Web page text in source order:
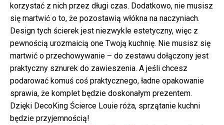
korzystać z nich przez długi czas. Dodatkowo, nie musisz
się martwić o to, że pozostawią włókna na naczyniach.
Design tych ścierek jest niezwykle estetyczny, więc z
pewnością urozmaicią one Twoją kuchnię. Nie musisz się
martwić o przechowywanie – do zestawu dołączony jest
praktyczny sznurek do zawieszenia. A jeśli chcesz
podarować komuś coś praktycznego, ładne opakowanie
sprawia, że komplet będzie doskonałym prezentem.
Dzięki DecoKing Ścierce Louie róża, sprzątanie kuchni
będzie przyjemnością!